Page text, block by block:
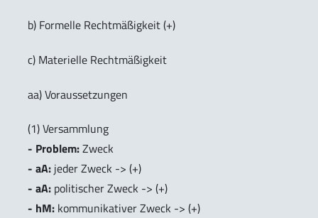
b) Formelle Rechtmäßigkeit (+)
c) Materielle Rechtmäßigkeit
aa) Voraussetzungen
(1) Versammlung
- Problem:Zweck
- aA: jeder Zweck -> (+)
- aA: politischer Zweck -> (+)
- hM: kommunikativer Zweck -> (+)